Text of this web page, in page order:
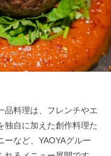
品料理は、フレンチやエ
独自に加えた創作料理た
など、YAOYAグルー